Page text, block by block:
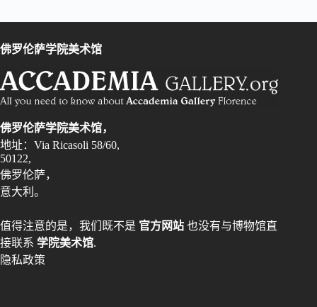
佛罗伦萨学院美术馆
佛罗伦萨学院美术馆，
地址：Via Ricasoli 58/60,
50122,
佛罗伦萨，
意大利。
值得注意的是，我们既不是 官方网站 也没有与博物馆直
接联系 学院美术馆.
隐私政策